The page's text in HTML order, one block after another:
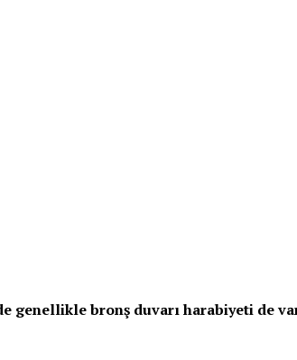
genellikle bronş duvarı harabiyeti de